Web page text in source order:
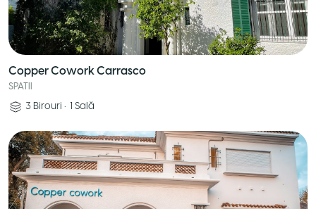
Copper Cowork Carrasco
SPATII
3 Birouri • 1 Sală